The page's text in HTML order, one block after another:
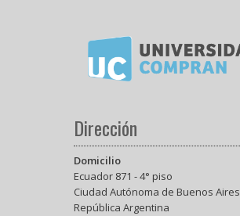
Dirección
Domicilio
Ecuador 871 - 4° piso
Ciudad Autónoma de Buenos Aires
República Argentina